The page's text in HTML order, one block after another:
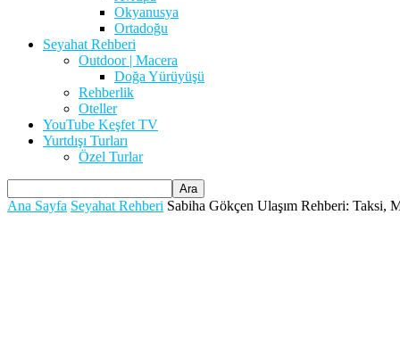
Okyanusya
Ortadoğu
Seyahat Rehberi
Outdoor | Macera
Doğa Yürüyüşü
Rehberlik
Oteller
YouTube Keşfet TV
Yurtdışı Turları
Özel Turlar
Ana Sayfa Seyahat Rehberi Sabiha Gökçen Ulaşım Rehberi: Taksi,